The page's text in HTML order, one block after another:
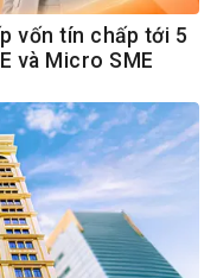
vốn tín chấp tới 5
và Micro SME